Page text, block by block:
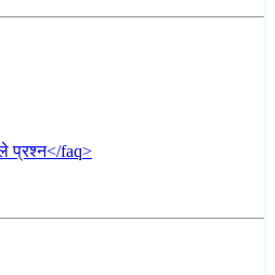
प्रश्न</faq>